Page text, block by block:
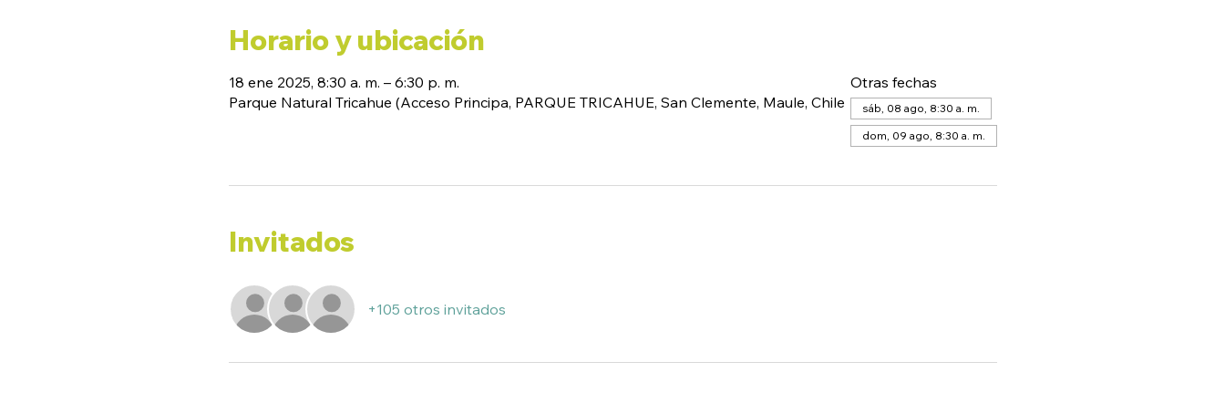
Horario y ubicación
18 ene 2025, 8:30 a. m. – 6:30 p. m.
Parque Natural Tricahue (Acceso Principa, PARQUE TRICAHUE, San Clemente, Maule, Chile
Otras fechas
sáb, 08 ago, 8:30 a. m.
dom, 09 ago, 8:30 a. m.
Invitados
+105 otros invitados